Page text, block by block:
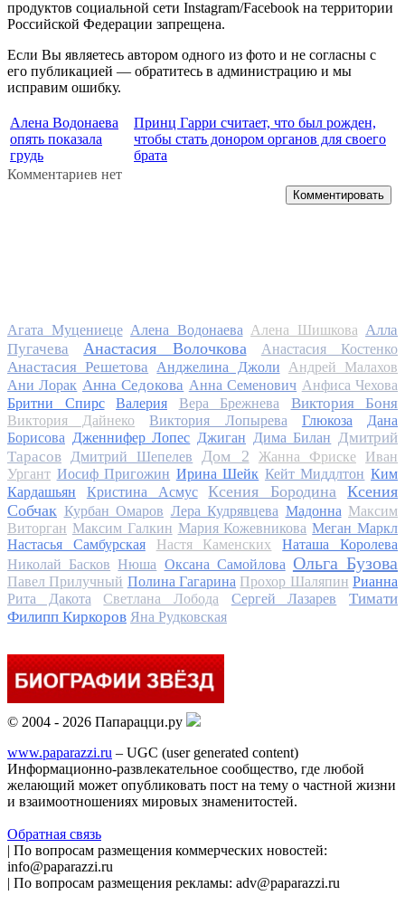
продуктов социальной сети Instagram/Facebook на территории
Российской Федерации запрещена.
Если Вы являетесь автором одного из фото и не согласны с
его публикацией — обратитесь в администрацию и мы
исправим ошибку.
Алена Водонаева
опять показала
грудь
Принц Гарри считает, что был рожден,
чтобы стать донором органов для своего
брата
Комментариев нет
Комментировать
Агата Муцениеце Алена Водонаева Алена Шишкова Алла
Пугачева
Анастасия Волочкова Анастасия Костенко
Анастасия Решетова Анджелина Джоли
Андрей Малахов
Ани Лорак Анна Седокова Анна Семенович Анфиса Чехова
Бритни Спирс
Валерия Вера Брежнева Виктория Боня
Виктория Дайнеко Виктория Лопырева Глюкоза
Дана
Борисова Дженнифер Лопес Джиган Дима Билан Дмитрий
Тарасов
Дмитрий Шепелев Дом 2 Жанна Фриске
Иван
Ургант Иосиф Пригожин Ирина Шейк Кейт Миддлтон Ким
Кардашьян
Кристина Асмус Ксения Бородина
Ксения
Собчак Курбан Омаров Лера Кудрявцева Мадонна Максим
Виторган Максим Галкин Мария Кожевникова Меган Маркл
Настасья Самбурская
Настя Каменских
Наташа Королева
Николай Басков Нюша Оксана Самойлова Ольга Бузова
Павел Прилучный Полина Гагарина Прохор Шаляпин Рианна
Рита Дакота
Светлана Лобода Сергей Лазарев
Тимати
Филипп Киркоров Яна Рудковская
© 2004 - 2026 Папарацци.ру
www.paparazzi.ru – UGC (user generated content)
Информационно-развлекательное сообщество, где любой
желающий может опубликовать пост на тему о частной жизни
и взаимоотношениях мировых знаменитостей.
Обратная связь
| По вопросам размещения коммерческих новостей:
info@paparazzi.ru
| По вопросам размещения рекламы: adv@paparazzi.ru